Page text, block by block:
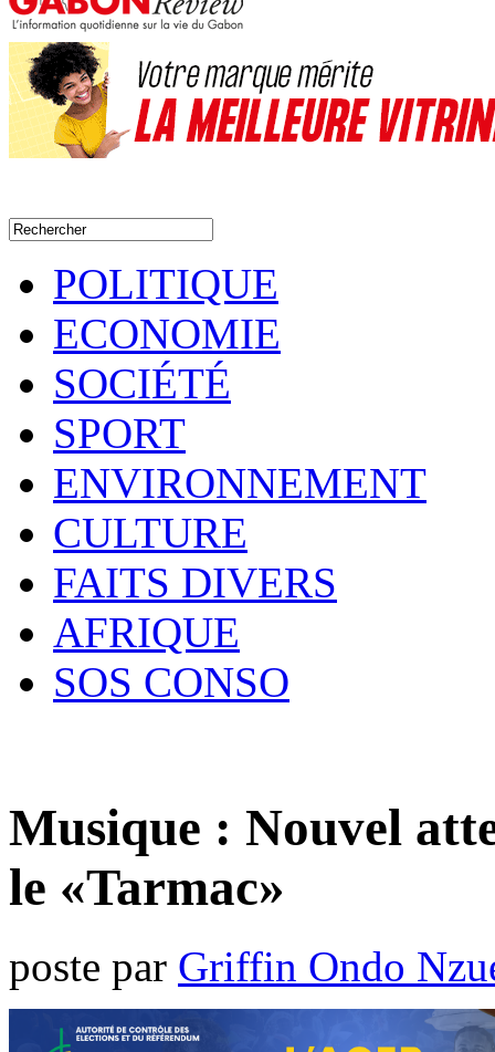
POLITIQUE
ECONOMIE
SOCIÉTÉ
SPORT
ENVIRONNEMENT
CULTURE
FAITS DIVERS
AFRIQUE
SOS CONSO
Musique : Nouvel
le «Tarmac»
poste par Griffin Ondo